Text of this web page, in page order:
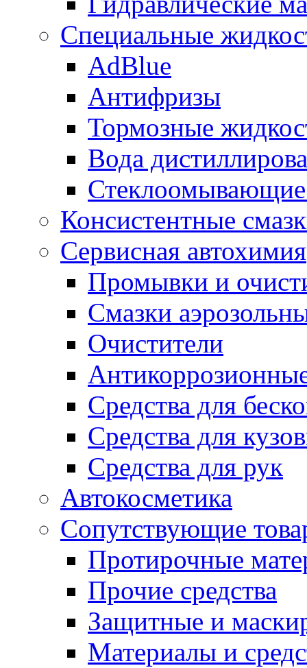
Специальные
AdBlue
Антифризы
Тормозные
Вода
Консистентные
Сервисная автохимия
Промывки и
Смазки
Очистители
Средства для
Средства для
Средства для рук
Автокосметика
Сопутствующие
Протирочные
Прочие средства
Защитные и
Материалы и